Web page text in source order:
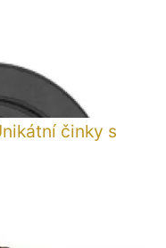
činky s